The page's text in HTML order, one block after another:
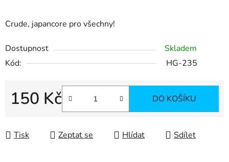
Crude, japancore pro všechny!
Dostupnost
Skladem
Kód:
HG-235
150 Kč DO KOŠÍKU
Tisk Zeptat se Hlídat Sdílet